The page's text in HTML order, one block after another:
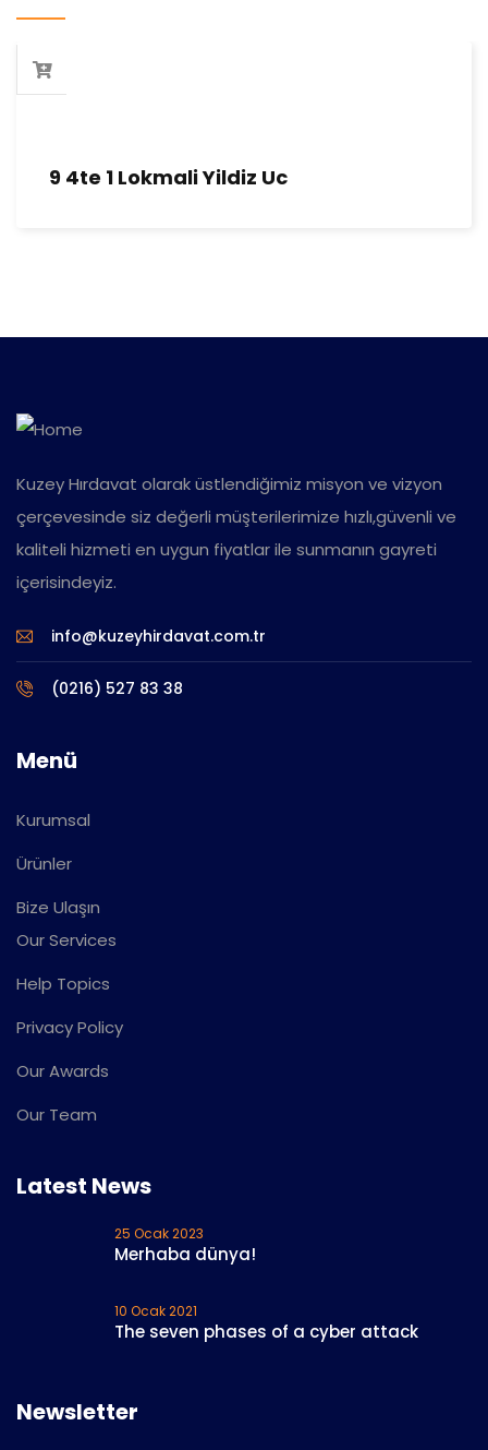
9 4te 1 Lokmali Yildiz Uc
Kuzey Hırdavat olarak üstlendiğimiz misyon ve vizyon
çerçevesinde siz değerli müşterilerimize hızlı,güvenli ve
kaliteli hizmeti en uygun fiyatlar ile sunmanın gayreti
içerisindeyiz.
info@kuzeyhirdavat.com.tr
(0216) 527 83 38
Menü
Kurumsal
Ürünler
Bize Ulaşın
Our Services
Help Topics
Privacy Policy
Our Awards
Our Team
Latest News
25 Ocak 2023
Merhaba dünya!
10 Ocak 2021
The seven phases of a cyber attack
Newsletter